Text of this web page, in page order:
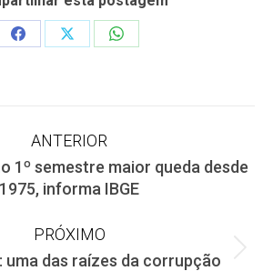
Share
Share
Share
ANTERIOR
Post
anterior:
1º semestre maior queda desde
1975, informa IBGE
PRÓXIMO
Próximo
uma das raízes da corrupção